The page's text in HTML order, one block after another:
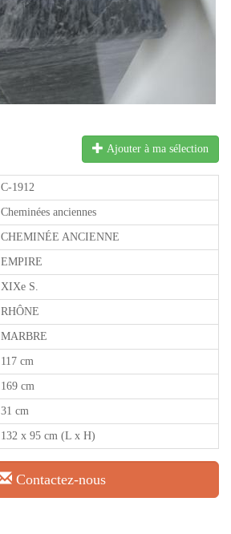
Ajouter à ma sélection
C-1912
Cheminées anciennes
CHEMINÉE ANCIENNE
EMPIRE
XIXe S.
RHÔNE
MARBRE
117 cm
169 cm
31 cm
132 x 95 cm (L x H)
Contactez-nous